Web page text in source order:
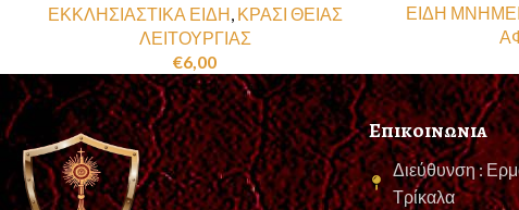
ΕΚΚΛΗΣΙΑΣΤΙΚΑ ΕΙΔΗ, ΚΡΑΣΙ ΘΕΙΑΣ
ΛΕΙΤΟΥΡΓΙΑΣ
€6,00
ΕΙΔΗ
Επικοινωνια
Διεύθυνση :
Τρίκαλα